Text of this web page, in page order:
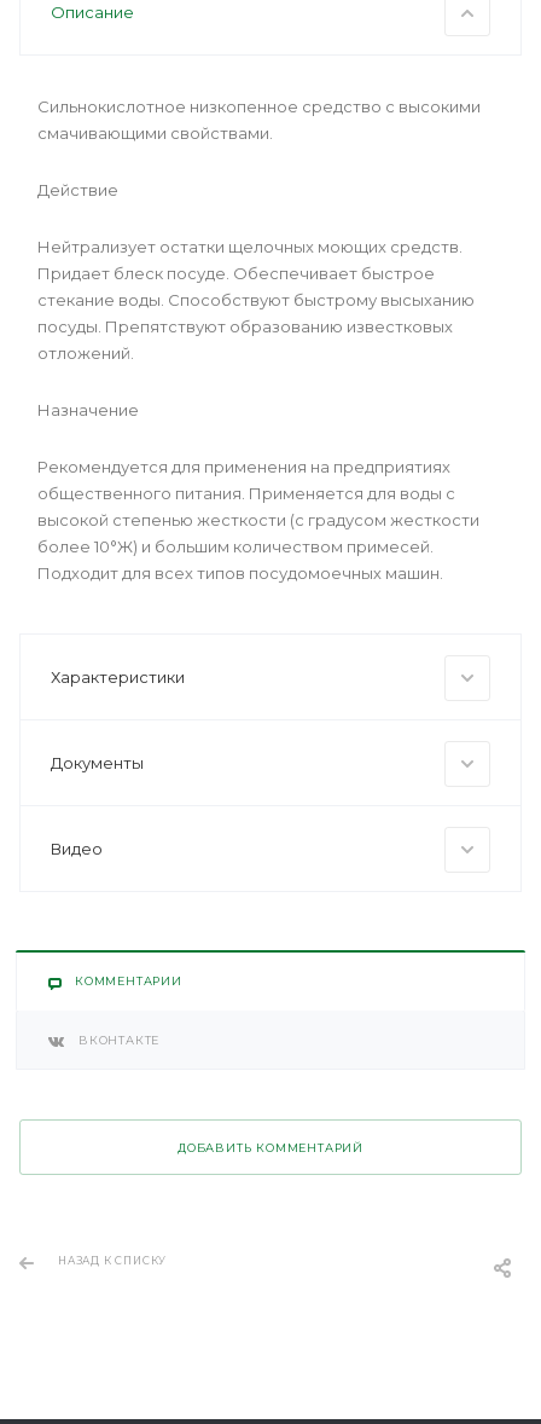
Описание
Сильнокислотное низкопенное средство с высокими
смачивающими свойствами.
Действие
Нейтрализует остатки щелочных моющих средств.
Придает блеск посуде. Обеспечивает быстрое
стекание воды. Способствуют быстрому высыханию
посуды. Препятствуют образованию известковых
отложений.
Назначение
Рекомендуется для применения на предприятиях
общественного питания. Применяется для воды с
высокой степенью жесткости (с градусом жесткости
более 10°Ж) и большим количеством примесей.
Подходит для всех типов посудомоечных машин.
Характеристики
Документы
Видео
КОММЕНТАРИИ
ВКОНТАКТЕ
ДОБАВИТЬ КОММЕНТАРИЙ
НАЗАД К СПИСКУ